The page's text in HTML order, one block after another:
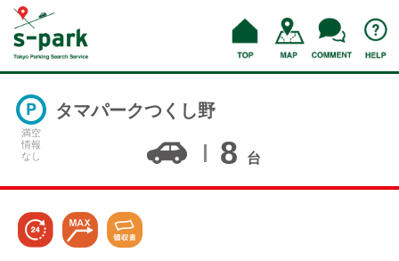
満空
情報
なし
タマパークつくし野
8 台